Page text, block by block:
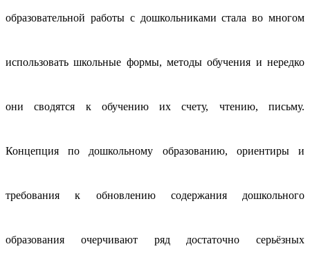
образовательной работы с дошкольниками стала во многом
использовать школьные формы, методы обучения и нередко
они сводятся к обучению их счету, чтению, письму.
Концепция по дошкольному образованию, ориентиры и
требования к обновлению содержания дошкольного
образования очерчивают ряд достаточно серьёзных